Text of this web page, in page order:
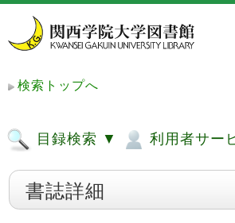
検索トップへ
目録検索 ▼ 利用者サー
書誌詳細